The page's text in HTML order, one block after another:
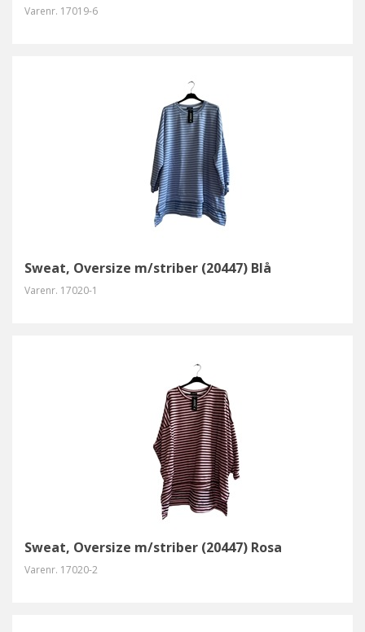
Varenr. 17019-6
Sweat, Oversize m/striber (20447) Blå
Varenr. 17020-1
Sweat, Oversize m/striber (20447) Rosa
Varenr. 17020-2